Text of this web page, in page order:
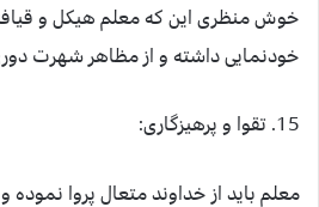
خوش منظری این که معلم هیکل و
خودنمایی داشته و از مظاهر شهرت
15. تقوا و پرهیزگاری:
معلم باید از خداوند متعال پروا نموده و